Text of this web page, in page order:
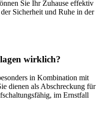
Sie Ihr Zuhause effektiv
Sicherheit und Ruhe in der
wirklich?
in Kombination mit
dienen als Abschreckung für
im Ernstfall